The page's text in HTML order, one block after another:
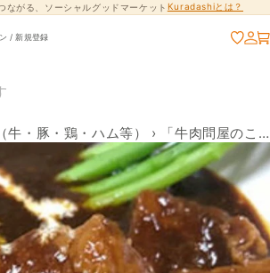
ながる、ソーシャルグッドマーケット Kuradashiとは？
/ 新規登録
牛・豚・鶏・ハム等） › 「牛肉問屋のこだわりビーフシチュー」